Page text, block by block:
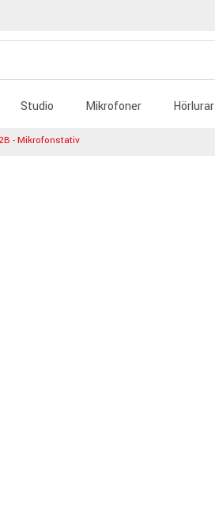
Studio Mikrofoner Hörlurar
- Mikrofonstativ